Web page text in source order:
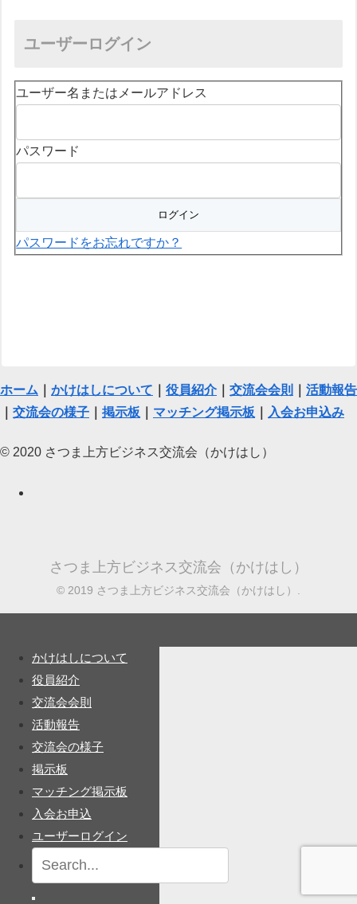
ユーザーログイン
ユーザー名またはメールアドレス
パスワード
パスワードをお忘れですか？
ホーム かけはしについて 役員紹介｜ 交流会会則
活動報告
交流会の様子 掲示板 マッチング掲示板 入会お申込み
© 2020 さつま上方ビジネス交流会（かけはし）
さつま上方ビジネス交流会（かけはし）
© 2019 さつま上方ビジネス交流会（かけはし）.
かけはしについて
役員紹介
交流会会則
活動報告
交流会の様子
掲示板
マッチング掲示板
入会お申込
ユーザーログイン